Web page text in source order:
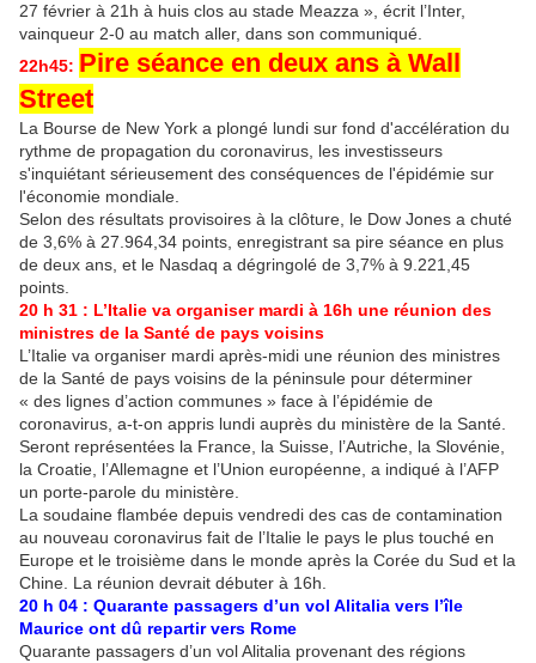
27 février à 21h à huis clos au stade Meazza », écrit l’Inter,
vainqueur 2-0 au match aller, dans son communiqué.
22h45: Pire séance en deux ans à Wall
Street
La Bourse de New York a plongé lundi sur fond d'accélération du
rythme de propagation du coronavirus, les investisseurs
s'inquiétant sérieusement des conséquences de l'épidémie sur
l'économie mondiale.
Selon des résultats provisoires à la clôture, le Dow Jones a chuté
de 3,6% à 27.964,34 points, enregistrant sa pire séance en plus
de deux ans, et le Nasdaq a dégringolé de 3,7% à 9.221,45
points.
20 h 31 : L’Italie va organiser mardi à 16h une réunion des
ministres de la Santé de pays voisins
L’Italie va organiser mardi après-midi une réunion des ministres
de la Santé de pays voisins de la péninsule pour déterminer
« des lignes d’action communes » face à l’épidémie de
coronavirus, a-t-on appris lundi auprès du ministère de la Santé.
Seront représentées la France, la Suisse, l’Autriche, la Slovénie,
la Croatie, l’Allemagne et l’Union européenne, a indiqué à l’AFP
un porte-parole du ministère.
La soudaine flambée depuis vendredi des cas de contamination
au nouveau coronavirus fait de l’Italie le pays le plus touché en
Europe et le troisième dans le monde après la Corée du Sud et la
Chine. La réunion devrait débuter à 16h.
20 h 04 : Quarante passagers d’un vol Alitalia vers l’île
Maurice ont dû repartir vers Rome
Quarante passagers d’un vol Alitalia provenant des régions